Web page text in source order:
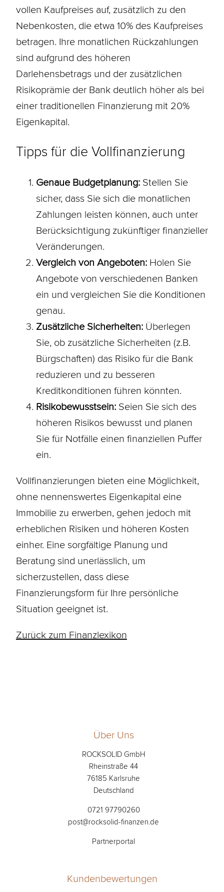
vollen Kaufpreises auf, zusätzlich zu den
Nebenkosten, die etwa 10% des Kaufpreises
betragen. Ihre monatlichen Rückzahlungen
sind aufgrund des höheren
Darlehensbetrags und der zusätzlichen
Risikoprämie der Bank deutlich höher als bei
einer traditionellen Finanzierung mit 20%
Eigenkapital.
Tipps für die Vollfinanzierung
Genaue Budgetplanung:Stellen Sie
sicher, dass Sie sich die monatlichen
Zahlungen leisten können, auch unter
Berücksichtigung zukünftiger finanzieller
Veränderungen.
Vergleich von Angeboten:Holen Sie
Angebote von verschiedenen Banken
ein und vergleichen Sie die Konditionen
genau.
Zusätzliche Sicherheiten:Überlegen
Sie, ob zusätzliche Sicherheiten (z.B.
Bürgschaften) das Risiko für die Bank
reduzieren und zu besseren
Kreditkonditionen führen könnten.
Risikobewusstsein:Seien Sie sich des
höheren Risikos bewusst und planen
Sie für Notfälle einen finanziellen Puffer
ein.
Vollfinanzierungen bieten eine Möglichkeit,
ohne nennenswertes Eigenkapital eine
Immobilie zu erwerben, gehen jedoch mit
erheblichen Risiken und höheren Kosten
einher. Eine sorgfältige Planung und
Beratung sind unerlässlich, um
sicherzustellen, dass diese
Finanzierungsform für Ihre persönliche
Situation geeignet ist.
Zurück zum Finanzlexikon
Über Uns
ROCKSOLID GmbH
Rheinstraße 44
76185 Karlsruhe
Deutschland
0721 97790260
post@rocksolid-finanzen.de
Partnerportal
Kundenbewertungen